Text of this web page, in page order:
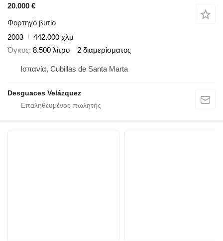
20.000 €
Φορτηγό βυτίο
2003
442.000 χλμ
Όγκος 8.500 λίτρο 2 διαμερίσματος
Ισπανία, Cubillas de Santa Marta
Desguaces Velázquez